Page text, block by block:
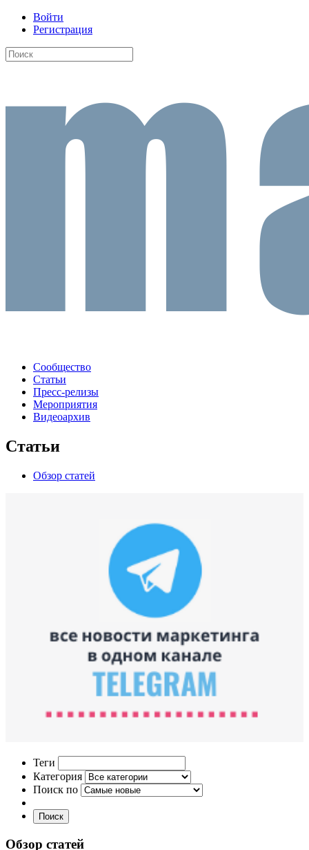
Войти
Регистрация
Сообщество
Статьи
Пресс-релизы
Мероприятия
Видеоархив
Статьи
Обзор статей
Теги
Категория
Поиск по
Поиск
Обзор статей